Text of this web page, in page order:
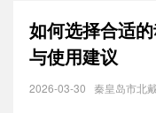
如何选择合适
与使用建议
2026-03-30 秦皇岛市北